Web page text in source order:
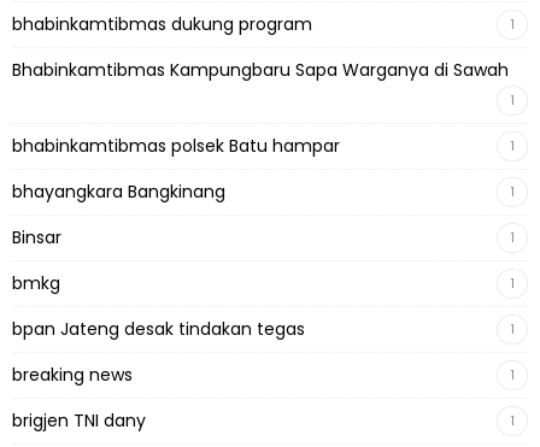
bhabinkamtibmas dukung program 1
Bhabinkamtibmas Kampungbaru Sapa Warganya di Sawah
1
bhabinkamtibmas polsek Batu hampar 1
bhayangkara Bangkinang 1
Binsar 1
bmkg 1
bpan Jateng desak tindakan tegas 1
breaking news 1
brigjen TNI dany 1